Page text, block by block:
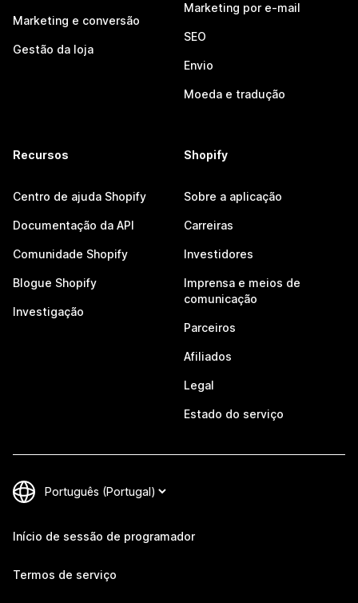
Marketing e conversão
Gestão da loja
Marketing por e-mail
SEO
Envio
Moeda e tradução
Recursos
Centro de ajuda Shopify
Documentação da API
Comunidade Shopify
Blogue Shopify
Investigação
Shopify
Sobre a aplicação
Carreiras
Investidores
Imprensa e meios de
comunicação
Parceiros
Afiliados
Legal
Estado do serviço
Início de sessão de programador
Termos de serviço